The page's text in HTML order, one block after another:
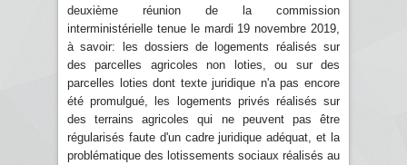
deuxième réunion de la commission
interministérielle tenue le mardi 19 novembre 2019,
à savoir: les dossiers de logements réalisés sur
des parcelles agricoles non loties, ou sur des
parcelles loties dont texte juridique n'a pas encore
été promulgué, les logements privés réalisés sur
des terrains agricoles qui ne peuvent pas être
régularisés faute d'un cadre juridique adéquat, et la
problématique des lotissements sociaux réalisés au